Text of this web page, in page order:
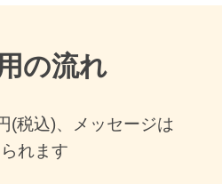
の流れ
(税込)、メッセージは
れます